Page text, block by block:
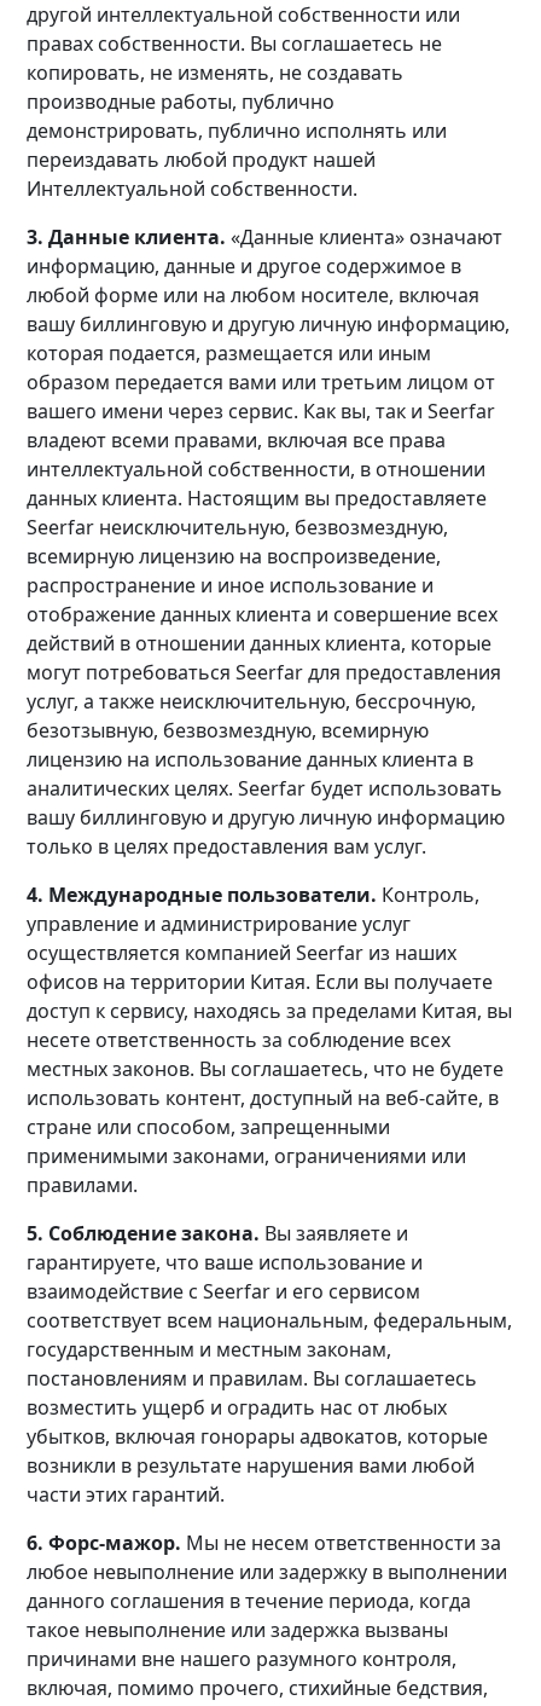
другой интеллектуальной собственности или
правах собственности. Вы соглашаетесь не
копировать, не изменять, не создавать
производные работы, публично
демонстрировать, публично исполнять или
переиздавать любой продукт нашей
Интеллектуальной собственности.
3. Данные клиента. «Данные клиента» означают
информацию, данные и другое содержимое в
любой форме или на любом носителе, включая
вашу биллинговую и другую личную информацию,
которая подается, размещается или иным
образом передается вами или третьим лицом от
вашего имени через сервис. Как вы, так и Seerfar
владеют всеми правами, включая все права
интеллектуальной собственности, в отношении
данных клиента. Настоящим вы предоставляете
Seerfar неисключительную, безвозмездную,
всемирную лицензию на воспроизведение,
распространение и иное использование и
отображение данных клиента и совершение всех
действий в отношении данных клиента, которые
могут потребоваться Seerfar для предоставления
услуг, а также неисключительную, бессрочную,
безотзывную, безвозмездную, всемирную
лицензию на использование данных клиента в
аналитических целях. Seerfar будет использовать
вашу биллинговую и другую личную информацию
только в целях предоставления вам услуг.
4. Международные пользователи. Контроль,
управление и администрирование услуг
осуществляется компанией Seerfar из наших
офисов на территории Китая. Если вы получаете
доступ к сервису, находясь за пределами Китая, вы
несете ответственность за соблюдение всех
местных законов. Вы соглашаетесь, что не будете
использовать контент, доступный на веб-сайте, в
стране или способом, запрещенными
применимыми законами, ограничениями или
правилами.
5. Соблюдение закона. Вы заявляете и
гарантируете, что ваше использование и
взаимодействие с Seerfar и его сервисом
соответствует всем национальным, федеральным,
государственным и местным законам,
постановлениям и правилам. Вы соглашаетесь
возместить ущерб и оградить нас от любых
убытков, включая гонорары адвокатов, которые
возникли в результате нарушения вами любой
части этих гарантий.
6. Форс-мажор. Мы не несем ответственности за
любое невыполнение или задержку в выполнении
данного соглашения в течение периода, когда
такое невыполнение или задержка вызваны
причинами вне нашего разумного контроля,
включая, помимо прочего, стихийные бедствия,